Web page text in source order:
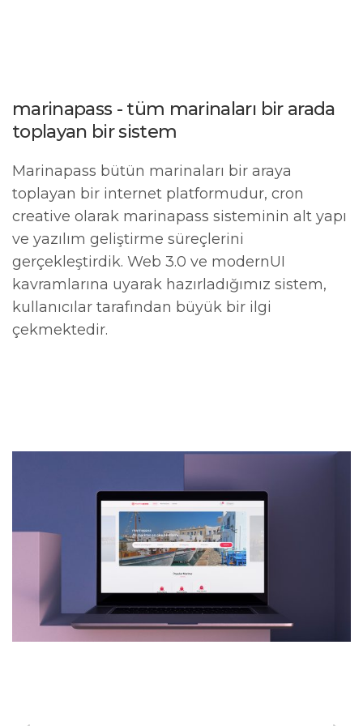
marinapass - tüm marinaları bir arada
toplayan bir sistem
Marinapass bütün marinaları bir araya
toplayan bir internet platformudur, cron
creative olarak marinapass sisteminin alt yapı
ve yazılım geliştirme süreçlerini
gerçekleştirdik. Web 3.0 ve modernUI
kavramlarına uyarak hazırladığımız sistem,
kullanıcılar tarafından büyük bir ilgi
çekmektedir.